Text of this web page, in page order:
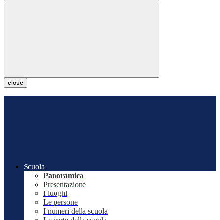
close
Scuola
Panoramica
Presentazione
I luoghi
Le persone
I numeri della scuola